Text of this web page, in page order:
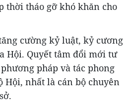
thời tháo gỡ khó khăn cho
cường kỷ luật, kỷ cương
Hội. Quyết tâm đổi mới tư
pháp và tác phong
Hội, nhất là cán bộ chuyên